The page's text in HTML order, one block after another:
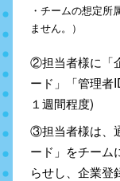
・チームの想定所
ません。）
②担当者様に「
ード」「管理者
１週間程度)
③担当者様は、
ード」をチーム
らせし、企業登